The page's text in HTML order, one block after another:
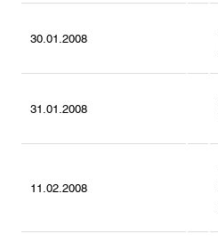
30.01.2008
31.01.2008
11.02.2008